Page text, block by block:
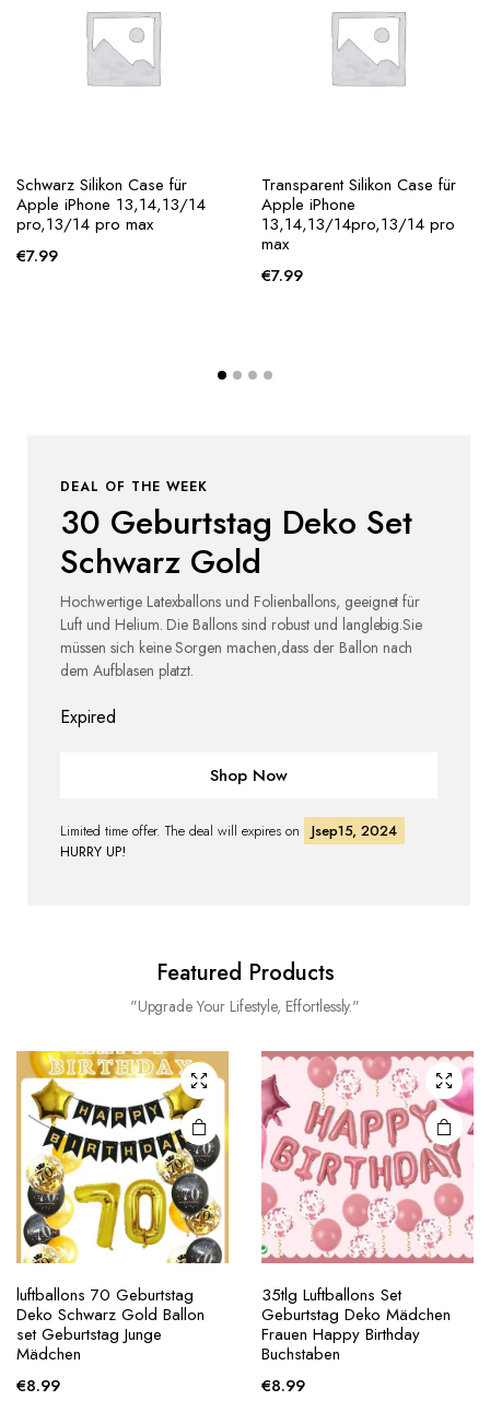
Schwarz Silikon Case für
Apple iPhone 13,14,13/14
pro,13/14 pro max
€7.99
Transparent Silikon Case für
Apple iPhone
13,14,13/14pro,13/14 pro
max
€7.99
DEAL OF THE WEEK
30 Geburtstag Deko Set
Schwarz Gold
Hochwertige Latexballons und Folienballons, geeignet für
Luft und Helium. Die Ballons sind robust und langlebig.Sie
müssen sich keine Sorgen machen,dass der Ballon nach
dem Aufblasen platzt.
Expired
Shop Now
Limited time offer. The deal will expires on
Jsep15, 2024
HURRY UP!
Featured Products
"Upgrade Your Lifestyle, Effortlessly."
luftballons 70 Geburtstag
Deko Schwarz Gold Ballon
set Geburtstag Junge
Mädchen
€8.99
35tlg Luftballons Set
Geburtstag Deko Mädchen
Frauen Happy Birthday
Buchstaben
€8.99